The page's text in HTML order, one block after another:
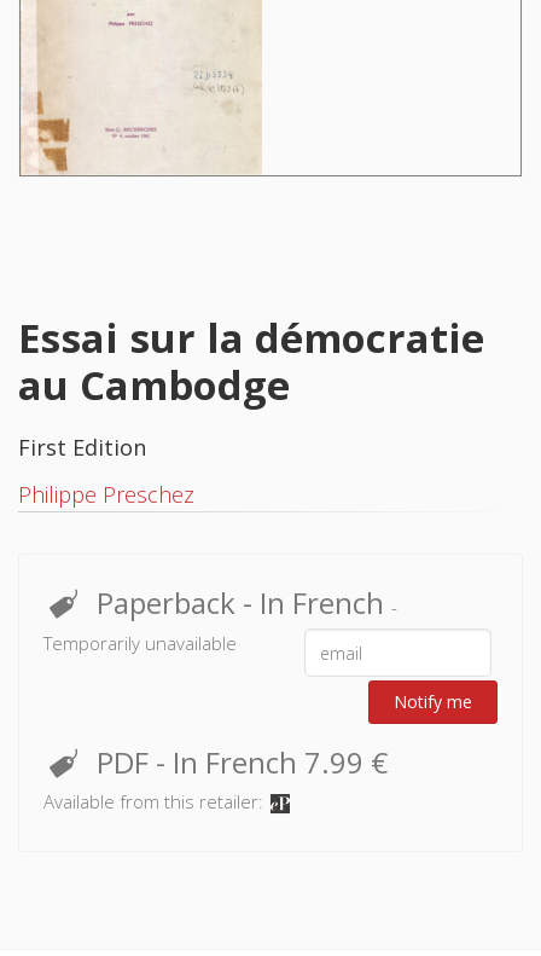
Essai sur la démocratie
au Cambodge
First Edition
Philippe Preschez
Paperback - In French -
Temporarily unavailable
Notify me
PDF - In French 7.99 €
Available from this retailer: